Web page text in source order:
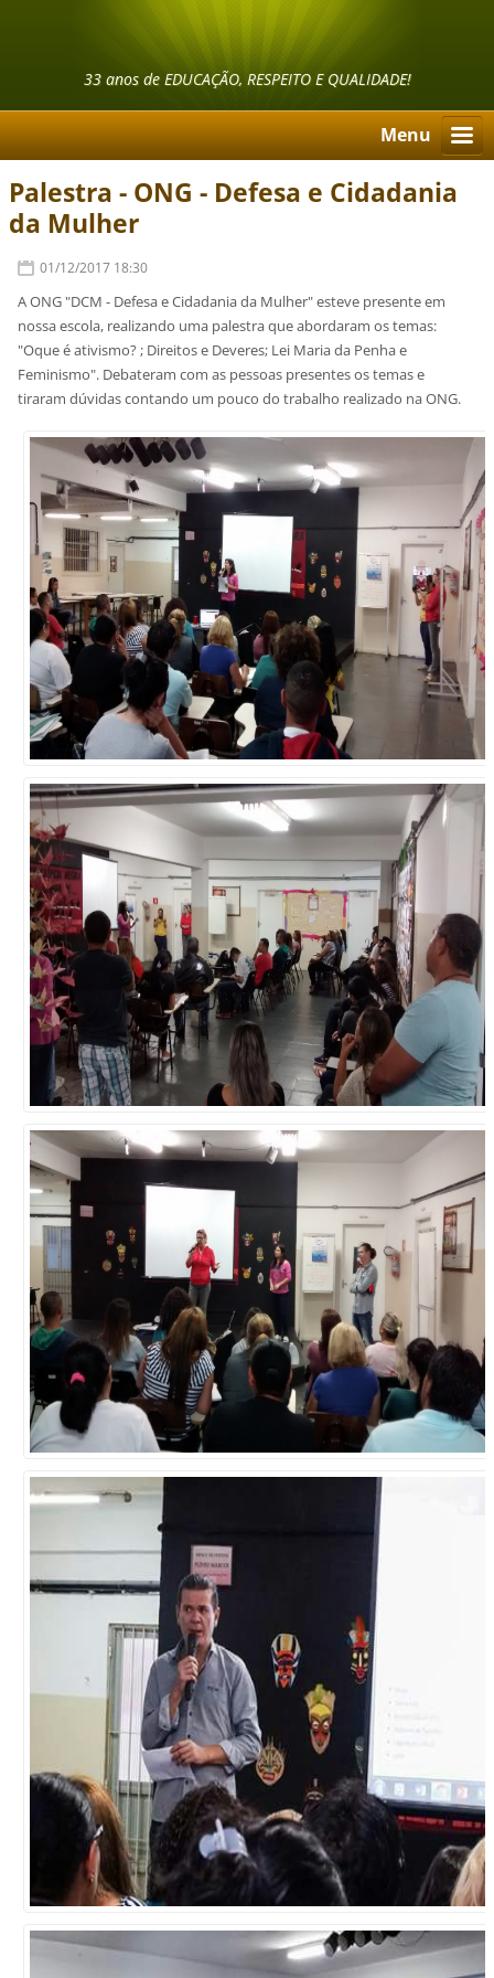
33 anos de EDUCAÇÃO, RESPEITO E QUALIDADE!
Menu
Palestra - ONG - Defesa e Cidadania
da Mulher
01/12/2017 18:30
A ONG "DCM - Defesa e Cidadania da Mulher" esteve presente em
nossa escola, realizando uma palestra que abordaram os temas:
"Oque é ativismo? ; Direitos e Deveres; Lei Maria da Penha e
Feminismo". Debateram com as pessoas presentes os temas e
tiraram dúvidas contando um pouco do trabalho realizado na ONG.